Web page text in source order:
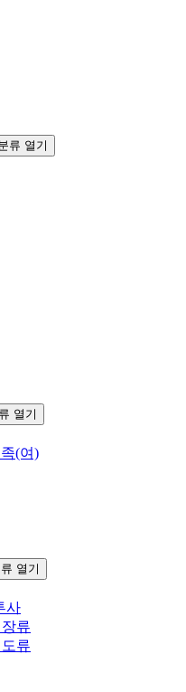
류 열기
열기
(여)
열기
사
류
류